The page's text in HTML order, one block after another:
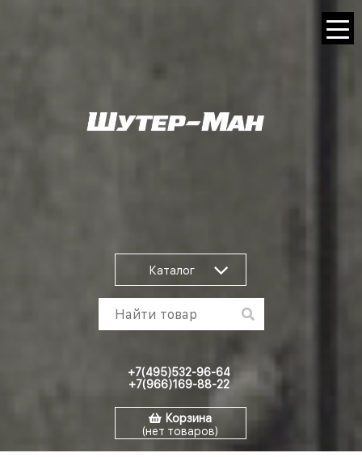
Каталог
+7(495)532-96-64
+7(966)169-88-22
Корзина
(нет товаров)